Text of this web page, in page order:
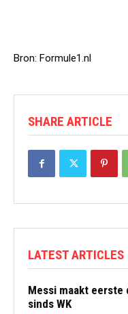
Bron: Formule1.nl
SHARE ARTICLE
LATEST ARTICLES
Messi maakt
sinds WK